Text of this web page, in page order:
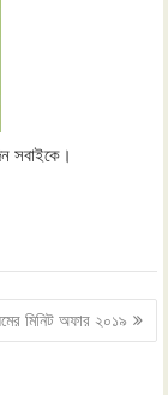
সবাইকে।
মিনিট অফার ২০১৯